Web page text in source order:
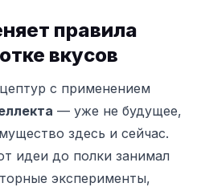
правила
вкусов
с применением
— уже не будущее,
здесь и сейчас.
идеи до полки занимал
эксперименты,